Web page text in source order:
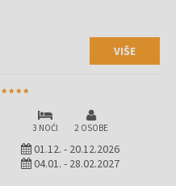
VIŠE
3 NOĆI 2 OSOBE
01.12. - 20.12.2026
04.01. - 28.02.2027